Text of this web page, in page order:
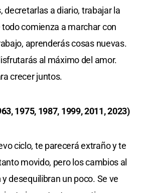
decretarlas a diario, trabajar la
comienza a marchar con
aprenderás cosas nuevas.
al máximo del amor.
crecer juntos.
1975, 1987, 1999, 2011, 2023)
ciclo, te parecerá extraño y te
movido, pero los cambios al
desequilibran un poco. Se ve